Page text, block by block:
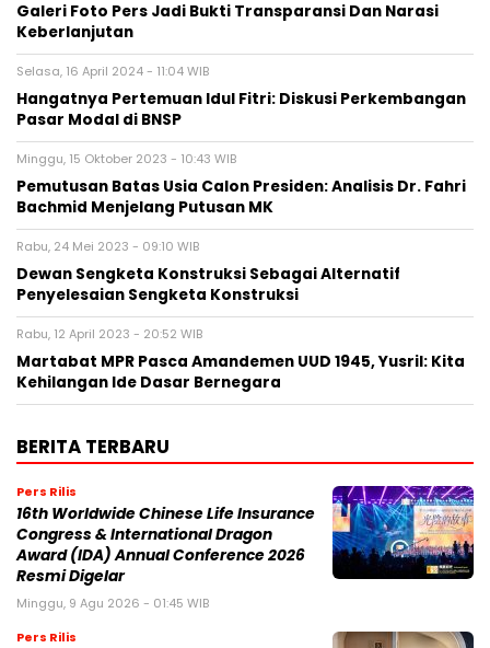
Galeri Foto Pers Jadi Bukti Transparansi Dan Narasi
Keberlanjutan
Selasa, 16 April 2024 - 11:04 WIB
Hangatnya Pertemuan Idul Fitri: Diskusi Perkembangan
Pasar Modal di BNSP
Minggu, 15 Oktober 2023 - 10:43 WIB
Pemutusan Batas Usia Calon Presiden: Analisis Dr. Fahri
Bachmid Menjelang Putusan MK
Rabu, 24 Mei 2023 - 09:10 WIB
Dewan Sengketa Konstruksi Sebagai Alternatif
Penyelesaian Sengketa Konstruksi
Rabu, 12 April 2023 - 20:52 WIB
Martabat MPR Pasca Amandemen UUD 1945, Yusril: Kita
Kehilangan Ide Dasar Bernegara
BERITA TERBARU
Pers Rilis
16th Worldwide Chinese Life Insurance
Congress & International Dragon
Award (IDA) Annual Conference 2026
Resmi Digelar
Minggu, 9 Agu 2026 - 01:45 WIB
Pers Rilis